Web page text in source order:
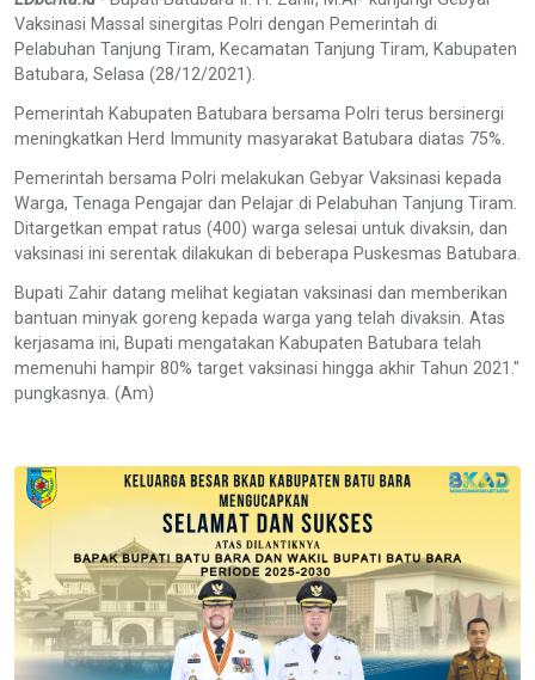
Vaksinasi Massal sinergitas Polri dengan Pemerintah di
Pelabuhan Tanjung Tiram, Kecamatan Tanjung Tiram, Kabupaten
Batubara, Selasa (28/12/2021).
Pemerintah Kabupaten Batubara bersama Polri terus bersinergi
meningkatkan Herd Immunity masyarakat Batubara diatas 75%.
Pemerintah bersama Polri melakukan Gebyar Vaksinasi kepada
Warga, Tenaga Pengajar dan Pelajar di Pelabuhan Tanjung Tiram.
Ditargetkan empat ratus (400) warga selesai untuk divaksin, dan
vaksinasi ini serentak dilakukan di beberapa Puskesmas Batubara.
Bupati Zahir datang melihat kegiatan vaksinasi dan memberikan
bantuan minyak goreng kepada warga yang telah divaksin. Atas
kerjasama ini, Bupati mengatakan Kabupaten Batubara telah
memenuhi hampir 80% target vaksinasi hingga akhir Tahun 2021."
pungkasnya. (Am)